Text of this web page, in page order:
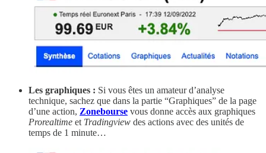
Les graphiques : Si vous êtes un amateur d’analyse
technique, sachez que dans la partie “Graphiques” de la page
d’une action, Zonebourse vous donne accès aux graphiques
Prorealtime et Tradingview des actions avec des unités de
temps de 1 minute…